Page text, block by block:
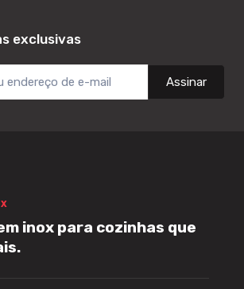
exclusivas
Assinar
inox para cozinhas que